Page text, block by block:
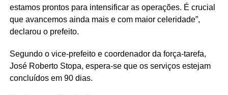
estamos prontos para intensificar as operações. É crucial
que avancemos ainda mais e com maior celeridade”,
declarou o prefeito.
Segundo o vice-prefeito e coordenador da força-tarefa,
José Roberto Stopa, espera-se que os serviços estejam
concluídos em 90 dias.